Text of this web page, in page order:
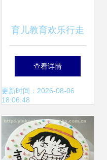
育儿教育欢乐行走
进湖里社区，为家
庭解锁教育新捷径
查看详情
更新时间：2026-08-06
18:06:48